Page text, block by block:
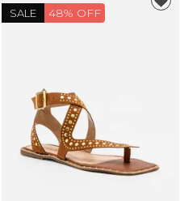
SALE 48% OFF